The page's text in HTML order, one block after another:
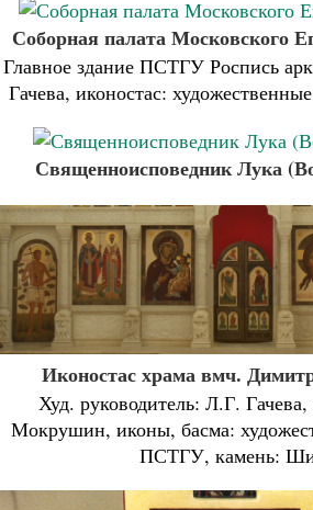
Соборная палата Московского
Главное здание ПСТГУ Роспись
Гачева, иконостас:
Священноисповедник Лука
Иконостас храма вмч.
Худ. руководитель: Л.Г.
Мокрушин, иконы, басма:
ПСТГУ, камень: